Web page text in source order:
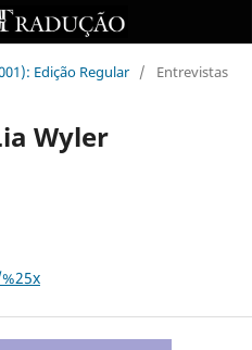
Edição Regular / Entrevistas
Wyler